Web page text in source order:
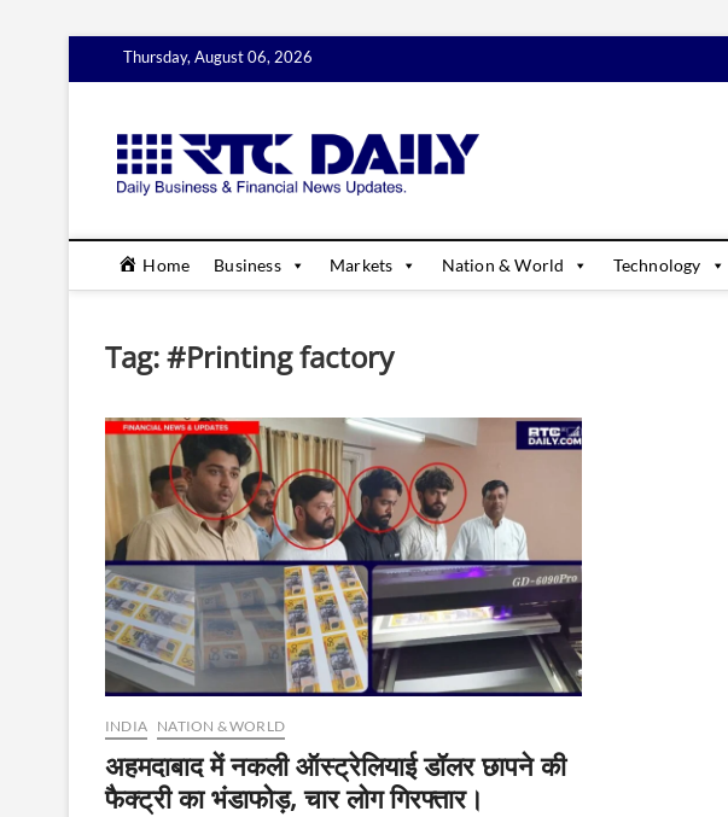
Thursday, August 06, 2026
Home Business Markets Nation & World Technology
Tag:#Printing factory
INDIA NATION & WORLD
अहमदाबाद में नकली ऑस्ट्रेलियाई डॉलर छापने की
फैक्ट्री का भंडाफोड़, चार लोग गिरफ्तार।